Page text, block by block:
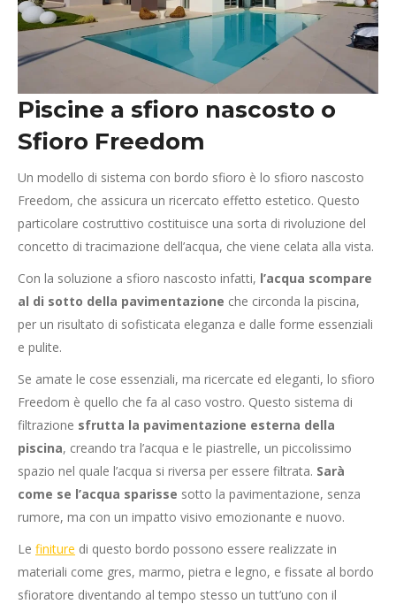
Piscine a sfioro nascosto o
Sfioro Freedom
Un modello di sistema con bordo sfioro è lo sfioro nascosto
Freedom, che assicura un ricercato effetto estetico. Questo
particolare costruttivo costituisce una sorta di rivoluzione del
concetto di tracimazione dell’acqua, che viene celata alla vista.
Con la soluzione a sfioro nascosto infatti, l’acqua scompare
al di sotto della pavimentazione che circonda la piscina,
per un risultato di sofisticata eleganza e dalle forme essenziali
e pulite.
Se amate le cose essenziali, ma ricercate ed eleganti, lo sfioro
Freedom è quello che fa al caso vostro. Questo sistema di
filtrazione sfrutta la pavimentazione esterna della
piscina, creando tra l’acqua e le piastrelle, un piccolissimo
spazio nel quale l’acqua si riversa per essere filtrata. Sarà
come se l’acqua sparisse sotto la pavimentazione, senza
rumore, ma con un impatto visivo emozionante e nuovo.
Le finiture di questo bordo possono essere realizzate in
materiali come gres, marmo, pietra e legno, e fissate al bordo
sfioratore diventando al tempo stesso un tutt’uno con il